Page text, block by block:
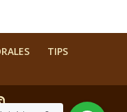
TIPS